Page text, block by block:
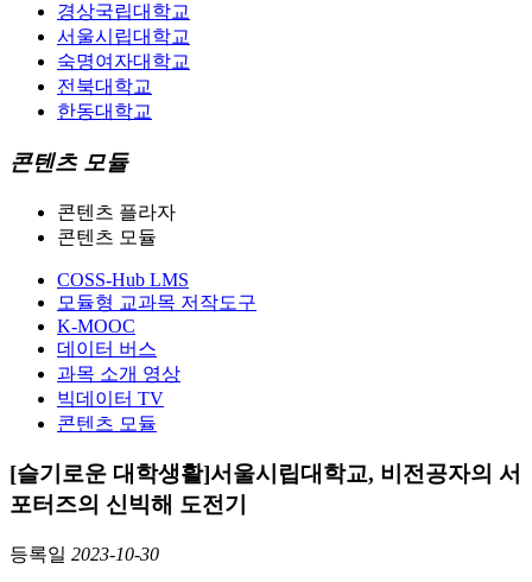
경상국립대학교
서울시립대학교
숙명여자대학교
전북대학교
한동대학교
콘텐츠 모듈
콘텐츠 플라자
콘텐츠 모듈
COSS-Hub LMS
모듈형 교과목 저작도구
K-MOOC
데이터 버스
과목 소개 영상
빅데이터 TV
콘텐츠 모듈
[슬기로운 대학생활]서울시립대학교, 비전공자의 서
포터즈의 신빅해 도전기
등록일 2023-10-30